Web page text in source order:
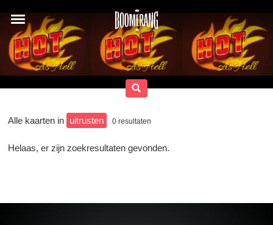
Alle kaarten in uitrusten 0 resultaten
Helaas, er zijn zoekresultaten gevonden.